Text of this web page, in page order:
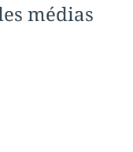
médias